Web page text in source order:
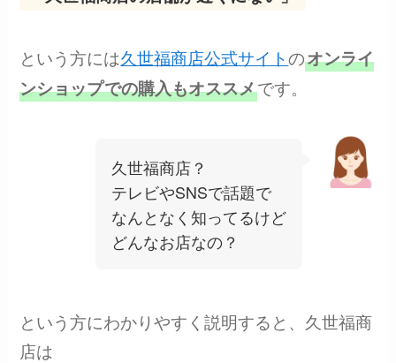
という方には久世福商店公式サイトのオンライ
ンショップでの購入もオススメです。
久世福商店？
テレビやSNSで話題で
なんとなく知ってるけど
どんなお店なの？
という方にわかりやすく説明すると、久世福商
店は